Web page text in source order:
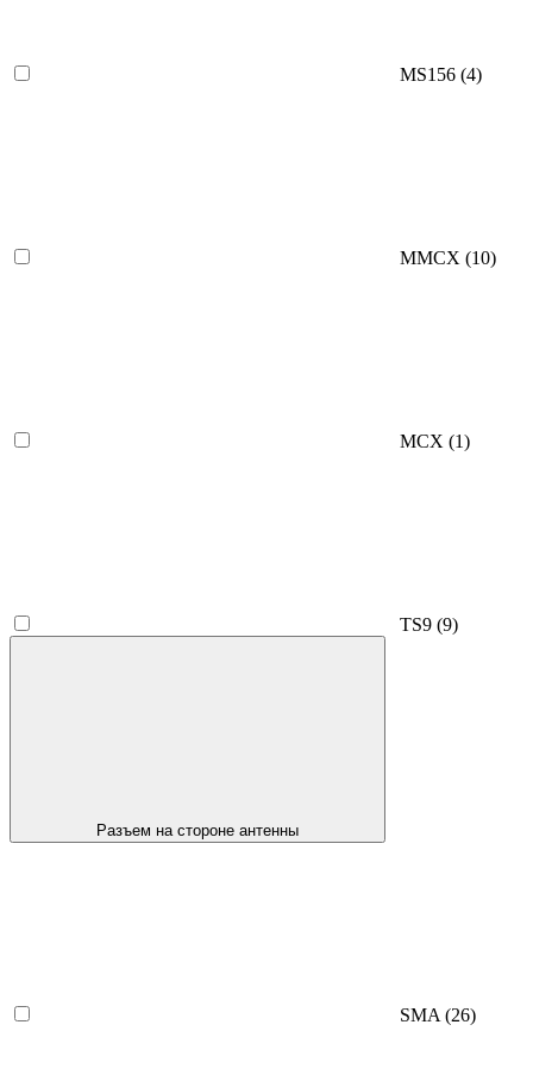
MS156 (4)
MMCX (10)
MCX (1)
TS9 (9)
Разъем на стороне антенны
SMA (26)